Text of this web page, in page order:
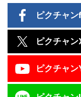
ピクチャン
ピクチャン
ピクチャン